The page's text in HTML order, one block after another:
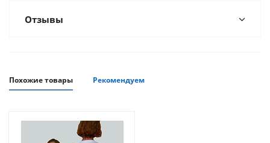
Отзывы
Похожие товары Рекомендуем